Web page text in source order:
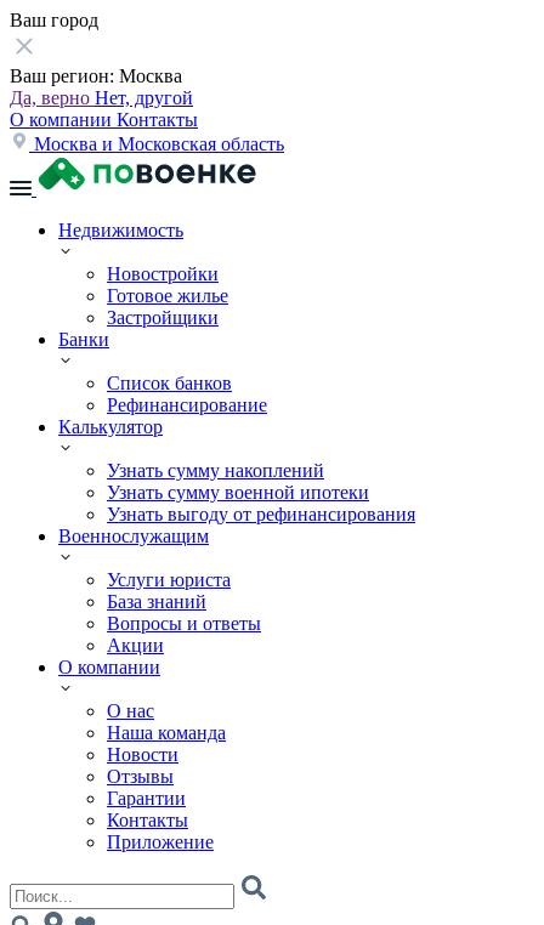
Ваш город
Ваш регион: Москва
Да, верно Нет, другой
О компании Контакты
Москва и Московская область
Недвижимость
Новостройки
Готовое жилье
Застройщики
Банки
Список банков
Рефинансирование
Калькулятор
Узнать сумму накоплений
Узнать сумму военной ипотеки
Узнать выгоду от рефинансирования
Военнослужащим
Услуги юриста
База знаний
Вопросы и ответы
Акции
О компании
О нас
Наша команда
Новости
Отзывы
Гарантии
Контакты
Приложение